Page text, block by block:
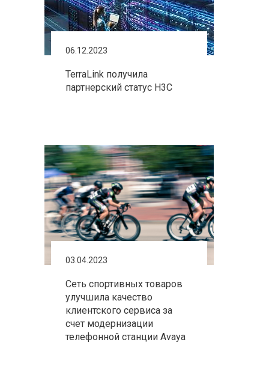
06.12.2023
TerraLink получила
партнерский статус H3C
03.04.2023
Сеть спортивных товаров
улучшила качество
клиентского сервиса за
счет модернизации
телефонной станции Avaya